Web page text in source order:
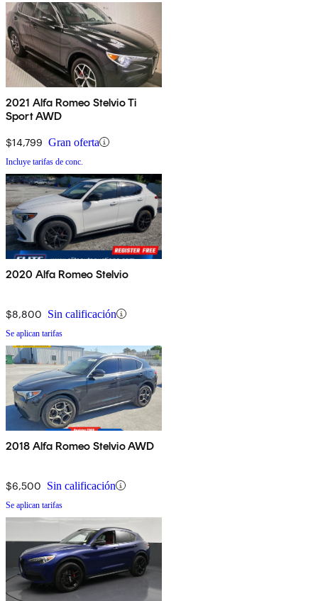
2021 Alfa Romeo Stelvio Ti
Sport AWD
$14,799 Gran oferta
Incluye tarifas de conc.
2020 Alfa Romeo Stelvio
$8,800 Sin calificación
Se aplican tarifas
2018 Alfa Romeo Stelvio AWD
$6,500 Sin calificación
Se aplican tarifas